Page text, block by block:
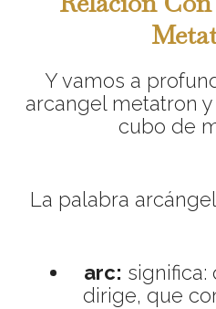
Y vamos a
arcangel metatron
cubo de
La palabra
arc: significa:
dirige, que